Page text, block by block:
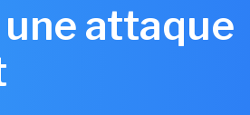
attaque